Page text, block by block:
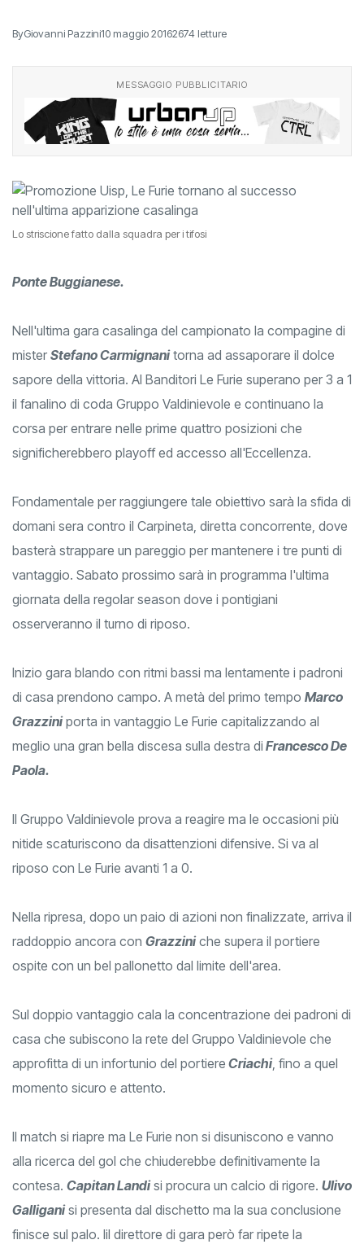
ByGiovanni Pazzini10 maggio 20162674 letture
MESSAGGIO PUBBLICITARIO
Lo striscione fatto dalla squadra per i tifosi
Ponte Buggianese.
Nell'ultima gara casalinga del campionato la compagine di
mister Stefano Carmignanitorna ad assaporare il dolce
sapore della vittoria. Al Banditori Le Furie superano per 3 a 1
il fanalino di coda Gruppo Valdinievole e continuano la
corsa per entrare nelle prime quattro posizioni che
significherebbero playoff ed accesso all'Eccellenza.
Fondamentale per raggiungere tale obiettivo sarà la sfida di
domani sera contro il Carpineta, diretta concorrente, dove
basterà strappare un pareggio per mantenere i tre punti di
vantaggio. Sabato prossimo sarà in programma l'ultima
giornata della regolar season dove i pontigiani
osserveranno il turno di riposo.
Inizio gara blando con ritmi bassi ma lentamente i padroni
di casa prendono campo. A metà del primo tempo Marco
Grazziniporta in vantaggio Le Furie capitalizzando al
meglio una gran bella discesa sulla destra di Francesco De
Paola.
Il Gruppo Valdinievole prova a reagire ma le occasioni più
nitide scaturiscono da disattenzioni difensive. Si va al
riposo con Le Furie avanti 1 a 0.
Nella ripresa, dopo un paio di azioni non finalizzate, arriva il
raddoppio ancora con Grazziniche supera il portiere
ospite con un bel pallonetto dal limite dell'area.
Sul doppio vantaggio cala la concentrazione dei padroni di
casa che subiscono la rete del Gruppo Valdinievole che
approfitta di un infortunio del portiere Criachi, fino a quel
momento sicuro e attento.
Il match si riapre ma Le Furie non si disuniscono e vanno
alla ricerca del gol che chiuderebbe definitivamente la
contesa. Capitan Landisi procura un calcio di rigore. Ulivo
Galliganisi presenta dal dischetto ma la sua conclusione
finisce sul palo. Iil direttore di gara però far ripete la